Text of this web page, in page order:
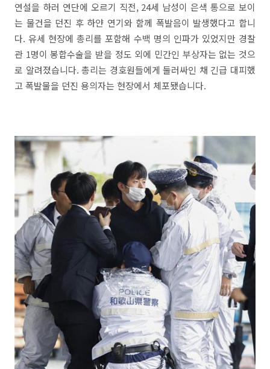
연설을 하러 연단에 오르기 직전, 24세 남성이 은색 통으로 보이
는 물건을 던진 후 하얀 연기와 함께 폭발음이 발생했다고 합니
다. 유세 현장에 총리를 포함해 수백 명의 인파가 있었지만 경찰
관 1명이 봉합수술을 받을 정도 외에 민간인 부상자는 없는 것으
로 알려졌습니다. 총리는 경호원들에게 둘러싸인 채 긴급 대피했
고 폭발물을 던진 용의자는 현장에서 체포됐습니다.